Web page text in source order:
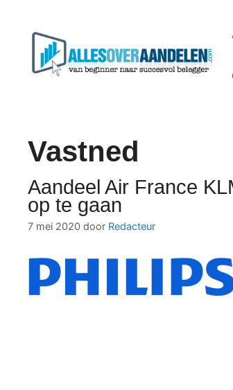
Vastned
Aandeel Air France
op te gaan
7 mei 2020 door Redacteur